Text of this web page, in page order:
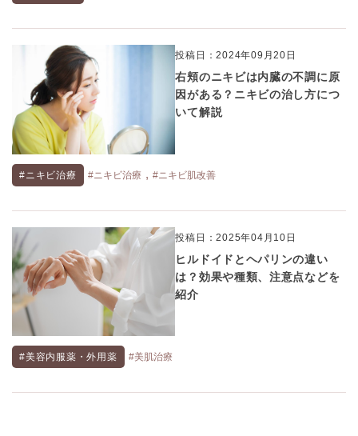
投稿日：2024年09月20日
右頬のニキビは内臓の不調に原
因がある？ニキビの治し方につ
いて解説
#ニキビ治療 #ニキビ治療 , #ニキビ肌改善
投稿日：2025年04月10日
ヒルドイドとヘパリンの違い
は？効果や種類、注意点などを
紹介
#美容内服薬・外用薬 #美肌治療